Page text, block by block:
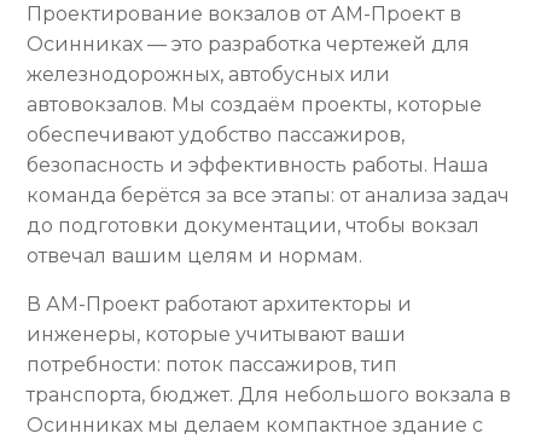
Проектирование вокзалов от АМ-Проект в
Осинниках — это разработка чертежей для
железнодорожных, автобусных или
автовокзалов. Мы создаём проекты, которые
обеспечивают удобство пассажиров,
безопасность и эффективность работы. Наша
команда берётся за все этапы: от анализа задач
до подготовки документации, чтобы вокзал
отвечал вашим целям и нормам.
В АМ-Проект работают архитекторы и
инженеры, которые учитывают ваши
потребности: поток пассажиров, тип
транспорта, бюджет. Для небольшого вокзала в
Осинниках мы делаем компактное здание с